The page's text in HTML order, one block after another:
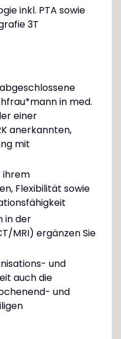
inkl. PTA sowie
3T
in med.
einer
anerkannten,
mit
ihrem
Flexibilität sowie
in der
MRI) ergänzen Sie
und
auch die
und